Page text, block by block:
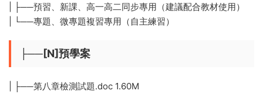
| ├──預習、新課、高一高二同步專用（建議配合教材使用）
| └──專題、微專題複習專用（自主練習）
├──[N]預學案
| ├──第八章檢測試題.doc 1.60M